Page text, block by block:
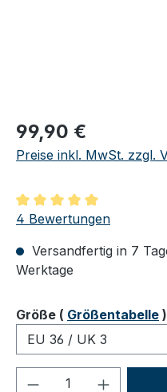
Regulärer Preis:
99,90 €
Preise inkl. MwSt. zzgl.
Durchschnittliche
4 Bewertungen
Versandfertig in 7
Werktage
Größeauswählen
( Größentabelle )
Produkt Anzahl: